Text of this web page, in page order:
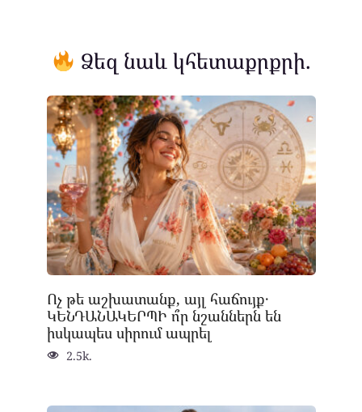
Ձեզ նաև կհետաքրքրի.
Ոչ թե աշխատանք, այլ հաճույք․
ԿԵՆԴԱՆԱԿԵՐՊԻ ո՞ր նշաններն են
իսկապես սիրում ապրել
2.5k.